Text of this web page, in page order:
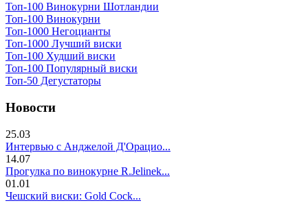
Топ-100 Винокурни Шотландии
Топ-100 Винокурни
Топ-1000 Негоцианты
Топ-1000 Лучший виски
Топ-100 Худший виски
Топ-100 Популярный виски
Топ-50 Дегустаторы
Новости
25.03
Интервью с Анджелой Д'Орацио...
14.07
Прогулка по винокурне R.Jelinek...
01.01
Чешский виски: Gold Cock...